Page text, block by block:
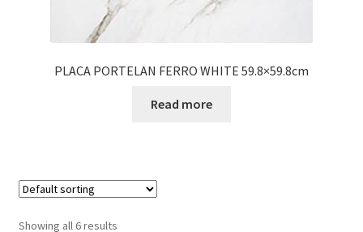
PLACA PORTELAN FERRO WHITE 59.8×59.8cm
Read more
Showing all 6 results